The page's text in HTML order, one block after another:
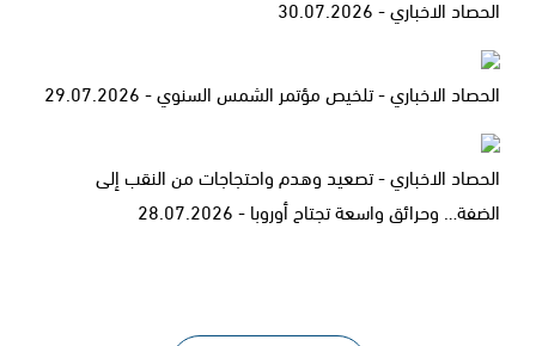
الحصاد الاخباري - 30.07.2026
الحصاد الاخباري - تلخيص مؤتمر الشمس السنوي - 29.07.2026
الحصاد الاخباري - تصعيد وهدم واحتجاجات من النقب إلى
الضفة… وحرائق واسعة تجتاح أوروبا - 28.07.2026